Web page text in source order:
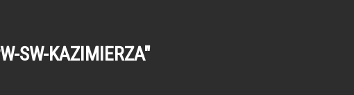
SW-KAZIMIERZA"